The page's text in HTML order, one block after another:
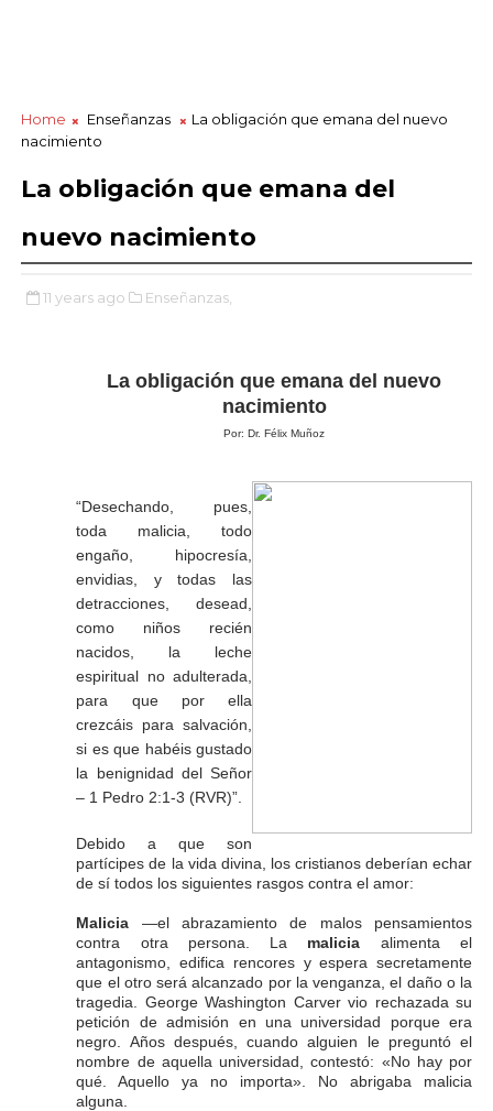
Home Enseñanzas
La obligación que emana del nuevo
nacimiento
La obligación que emana del
nuevo nacimiento
11 years ago Enseñanzas,
Laobligación que emana del nuevo
nacimiento
Por: Dr. Félix Muñoz
“Desechando, pues,
toda malicia, todo
engaño, hipocresía,
envidias, y todas las
detracciones, desead,
como niños recién
nacidos, la leche
espiritual no adulterada,
para que por ella
crezcáis para salvación,
si es que habéis gustado
la benignidad del Señor
– 1 Pedro 2:1-3 (RVR)”.
Debido a que son
partícipes de la vida divina, los cristianos deberían echar
de sí todos los siguientes rasgos contra el amor:
Malicia —el abrazamiento de malos pensamientos
contra otra persona. La malicia alimenta el
antagonismo, edifica rencores y espera secretamente
que el otro será alcanzado por la venganza, el daño o la
tragedia. George Washington Carver vio rechazada su
petición
de admisión en una universidad porque era
negro. Años después, cuando alguien le preguntó el
nombre de aquella universidad, contestó: «No hay por
qué. Aquello ya no
importa». No abrigaba malicia
alguna.